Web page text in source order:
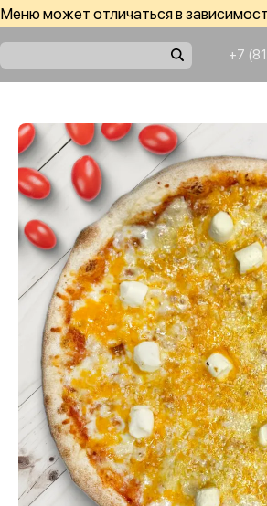
Меню может отличаться в
+7